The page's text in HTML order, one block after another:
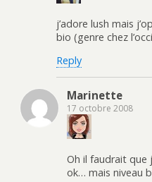
j’adore lush mais
bio (genre chez
Reply
Marinette
17 octobre 2008
Oh il faudrait que
ok… mais niveau